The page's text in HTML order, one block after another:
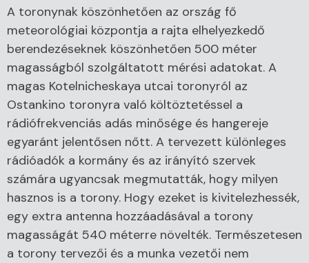
A toronynak köszönhetően az ország fő
meteorológiai központja a rajta elhelyezkedő
berendezéseknek köszönhetően 500 méter
magasságból szolgáltatott mérési adatokat. A
magas Kotelnicheskaya utcai toronyról az
Ostankino toronyra való költöztetéssel a
rádiófrekvenciás adás minősége és hangereje
egyaránt jelentősen nőtt. A tervezett különleges
rádióadók a kormány és az irányító szervek
számára ugyancsak megmutatták, hogy milyen
hasznos is a torony. Hogy ezeket is kivitelezhessék,
egy extra antenna hozzáadásával a torony
magasságát 540 méterre növelték. Természetesen
a torony tervezői és a munka vezetői nem